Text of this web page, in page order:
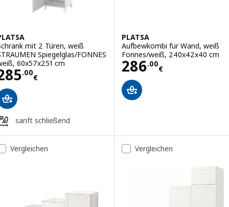
mit 2 Türen, weiß
Spiegelglas/FONNES
60x57x251 cm
.00
€
285.00€
sanft schließend
PLATSA
Aufbewkombi für Wand, weiß
Fonnes/weiß, 240x42x40 cm
286.00
€
Preis 286.00€
Vergleichen Vergleichen